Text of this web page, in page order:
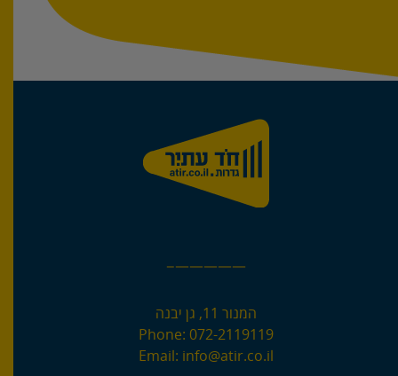
—————–
המנור 11, גן יבנה
Phone: 072-2119119
Email: info@atir.co.il